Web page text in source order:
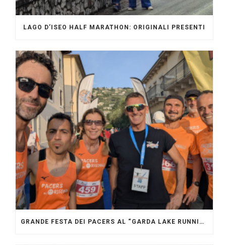
LAGO D’ISEO HALF MARATHON: ORIGINALI PRESENTI
GRANDE FESTA DEI PACERS AL “GARDA LAKE RUNNING FESTIVAL”